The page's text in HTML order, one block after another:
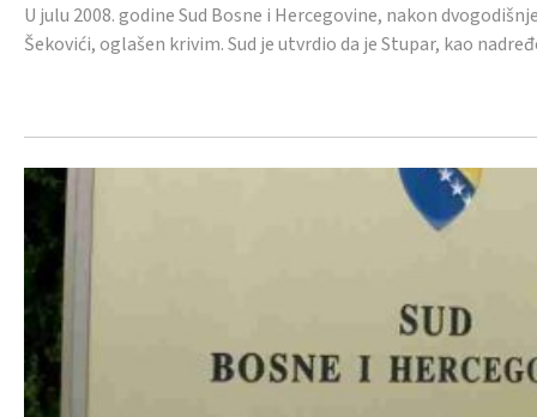
U julu 2008. godine Sud Bosne i Hercegovine, nakon
Šekovići, oglašen krivim. Sud je utvrdio da je Stupar, kao